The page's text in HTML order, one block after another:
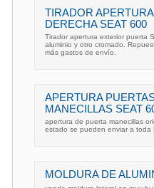
TIRADOR
DERECHA SEAT 600
Tirador apertura exterior puerta
aluminio y otro cromado.
más gastos de envío.
APERTURA
MANECILLAS SEAT
apertura de puerta manecillas
estado se pueden enviar a toda
MOLDURA DE